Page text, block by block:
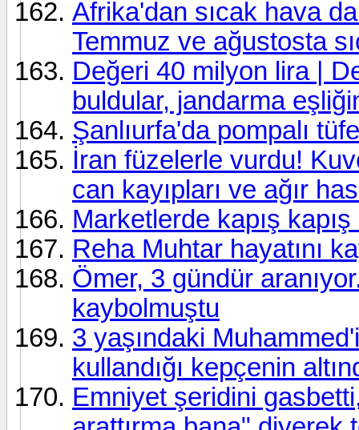
Afrika'dan sıcak hava
Temmuz ve ağustosta
Değeri 40 milyon lira |
buldular, jandarma
Şanlıurfa'da pompalı
İran füzelerle vurdu!
can kayıpları ve ağır
Marketlerde kapış
Reha Muhtar hayatını
Ömer, 3 gündür
kaybolmuştu
3 yaşındaki
kullandığı kepçenin
Emniyet şeridini